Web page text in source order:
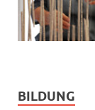
BILDUNG